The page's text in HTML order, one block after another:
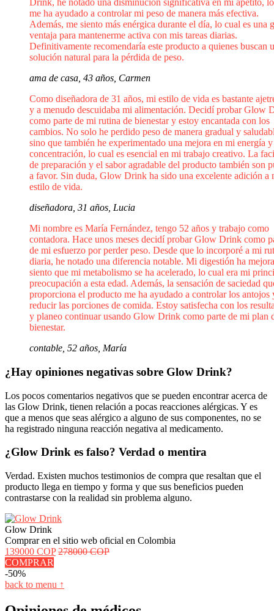
Drink, he notado una disminución significativa en mi apetito,
me ha ayudado a controlar mi peso de manera más efectiva.
Además, me siento más enérgica durante el día, lo cual es una
ventaja para mantenerme activa con mis tareas diarias.
Definitivamente recomendaría este producto a quienes buscan
solución natural para la pérdida de peso.
ama de casa, 43 años, Carmen
Como diseñadora de 31 años, mi estilo de vida es bastante
y a menudo descuidaba mi alimentación. Decidí probar Glow
como parte de mi rutina de bienestar y estoy encantada con los
cambios. No solo he perdido peso de manera gradual y
sino que también he experimentado una mejora en mi energía y
concentración, lo cual es esencial en mi trabajo creativo. La
de preparación y el sabor agradable del producto también son
a favor. Sin duda, Glow Drink ha sido una excelente adición a
estilo de vida.
diseñadora, 31 años, Lucia
Mi nombre es María Fernández, tengo 52 años y trabajo como
contadora. Hace unos meses decidí probar Glow Drink como
de mi esfuerzo por perder peso. Desde que lo incorporé a mi
diaria, he notado una diferencia notable. Mi digestión ha
siento que mi metabolismo se ha acelerado, lo cual era mi
preocupación a esta edad. Además, la sensación de saciedad
proporciona el producto me ha ayudado a controlar los antojos
reducir las porciones de comida. Estoy satisfecha con los
y planeo continuar usando Glow Drink como parte de mi plan
bienestar.
contable, 52 años, María
¿Hay opiniones negativas sobre Glow Drink?
Los pocos comentarios negativos que se pueden encontrar acerca de
las Glow Drink, tienen relación a pocas reacciones alérgicas. Y es
que a menos que seas alérgico a alguno de sus componentes, no se
ha registrado ninguna reacción negativa al medicamento.
¿Glow Drink es falso? Verdad o mentira
Verdad. Existen muchos testimonios de compra que resaltan que el
producto llega en tiempo y forma y que sus beneficios pueden
contrastarse con la realidad sin problema alguno.
Glow Drink
Comprar en el sitio web oficial en Colombia
139000 COP 278000 COP
COMPRAR
-50%
back to menu ↑